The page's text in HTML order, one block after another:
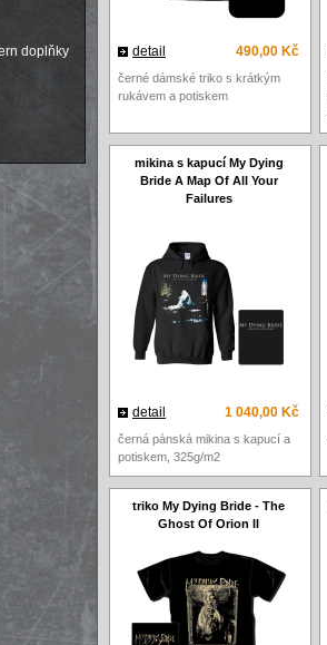
490,00 Kč
detail
černé dámské triko s krátkým
rukávem a potiskem
mikina s kapucí My Dying
Bride A Map Of All Your
Failures
1 040,00 Kč
detail
černá pánská mikina s kapucí a
potiskem, 325g/m2
triko My Dying Bride - The
Ghost Of Orion II
doplňky